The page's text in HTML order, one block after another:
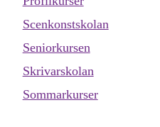
Scenkonstskolan
Seniorkursen
Skrivarskolan
Sommarkurser